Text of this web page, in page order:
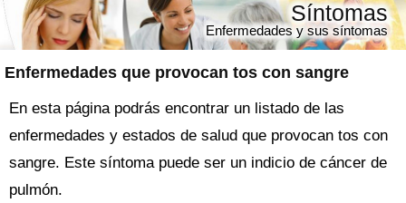
Enfermedades que provocan tos con sangre
Síntomas
Enfermedades y sus síntomas
En esta página podrás encontrar un listado de las
enfermedades y estados de salud que provocan tos con
sangre. Este síntoma puede ser un indicio de cáncer de
pulmón.